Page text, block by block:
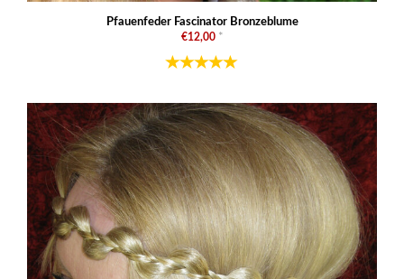
Pfauenfeder Fascinator Bronzeblume
€12,00 *